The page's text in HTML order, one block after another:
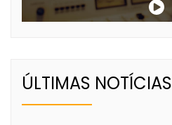
ÚLTIMAS NOTÍCIAS